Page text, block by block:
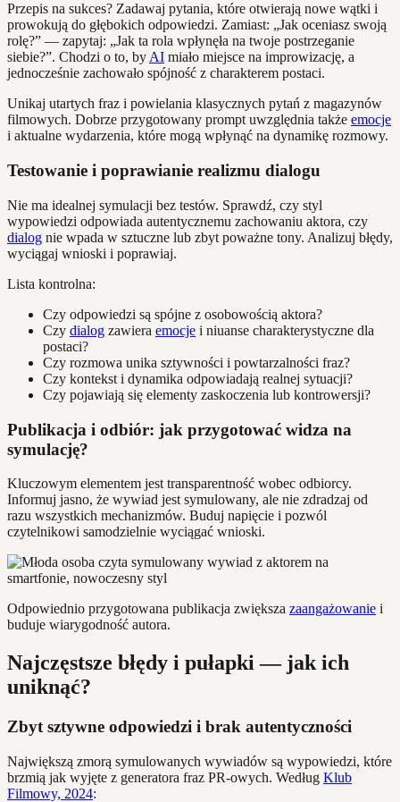
Przepis na sukces? Zadawaj pytania, które otwierają nowe wątki i
prowokują do głębokich odpowiedzi. Zamiast: „Jak oceniasz swoją
rolę?” — zapytaj: „Jak ta rola wpłynęła na twoje postrzeganie
siebie?”. Chodzi o to, byAI miało miejsce na improwizację, a
jednocześnie zachowało spójność z charakterem postaci.
Unikaj utartych fraz i powielania klasycznych pytań z magazynów
filmowych. Dobrze przygotowany prompt uwzględnia także emocje
i aktualne wydarzenia, które mogą wpłynąć na dynamikę rozmowy.
Testowanie i poprawianie realizmu dialogu
Nie ma idealnej symulacji bez testów. Sprawdź, czy styl
wypowiedzi odpowiada autentycznemu zachowaniu aktora, czy
dialog nie wpada w sztuczne lub zbyt poważne tony. Analizuj błędy,
wyciągaj wnioski i poprawiaj.
Lista kontrolna:
Czy odpowiedzi są spójne z osobowością aktora?
Czy dialog zawiera emocje i niuanse charakterystyczne dla
postaci?
Czy rozmowa unika sztywności i powtarzalności fraz?
Czy kontekst i dynamika odpowiadają realnej sytuacji?
Czy pojawiają się elementy zaskoczenia lub kontrowersji?
Publikacja i odbiór: jak przygotować widza na
symulację?
Kluczowym elementem jest transparentność wobec odbiorcy.
Informuj jasno, że wywiad jest symulowany, ale nie zdradzaj od
razu wszystkich mechanizmów. Buduj napięcie i pozwól
czytelnikowi samodzielnie wyciągać wnioski.
Odpowiednio przygotowana publikacja zwiększa zaangażowanie i
buduje wiarygodność autora.
Najczęstsze błędy i pułapki — jak ich
uniknąć?
Zbyt sztywne odpowiedzi i brak autentyczności
Największą zmorą symulowanych wywiadów są wypowiedzi, które
brzmią jak wyjęte z generatora fraz PR-owych. Według Klub
Filmowy, 2024: